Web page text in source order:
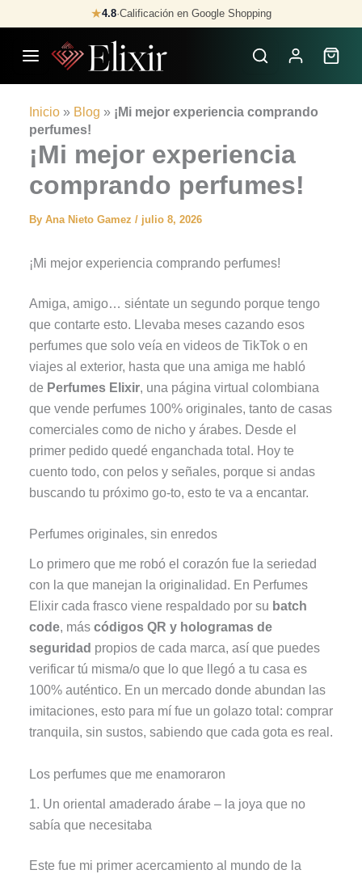
to
content
★4.8·Calificación en Google Shopping
Inicio » Blog » ¡Mi mejor experiencia comprando
perfumes!
¡Mi mejor experiencia
comprando perfumes!
By Ana Nieto Gamez / julio 8, 2026
¡Mi mejor experiencia comprando perfumes!
Amiga, amigo… siéntate un segundo porque tengo
que contarte esto. Llevaba meses cazando esos
perfumes que solo veía en videos de TikTok o en
viajes al exterior, hasta que una amiga me habló
de Perfumes Elixir, una página virtual colombiana
que vende perfumes 100% originales, tanto de casas
comerciales como de nicho y árabes. Desde el
primer pedido quedé enganchada total. Hoy te
cuento todo, con pelos y señales, porque si andas
buscando tu próximo go-to, esto te va a encantar.
Perfumes originales, sin enredos
Lo primero que me robó el corazón fue la seriedad
con la que manejan la originalidad. En Perfumes
Elixir cada frasco viene respaldado por su batch
code, más códigos QR y hologramas de
seguridad propios de cada marca, así que puedes
verificar tú misma/o que lo que llegó a tu casa es
100% auténtico. En un mercado donde abundan las
imitaciones, esto para mí fue un golazo total: comprar
tranquila, sin sustos, sabiendo que cada gota es real.
Los perfumes que me enamoraron
1. Un oriental amaderado árabe – la joya que no
sabía que necesitaba
Este fue mi primer acercamiento al mundo de la